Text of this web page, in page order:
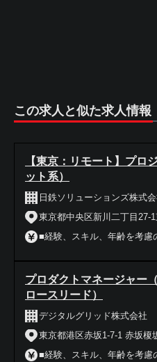
この求人と似た求人情報
【東京：リモート】プロ
ット系）
日鉄ソリューションズ株式
東京都中央区新川二丁目27-
■経験、スキル、年齢を考慮
プロダクトマネージャー
ロースリード）
デジタルグリッド株式会社
東京都港区赤坂1-7-1 赤坂榎
■経験、スキル、年齢を考慮